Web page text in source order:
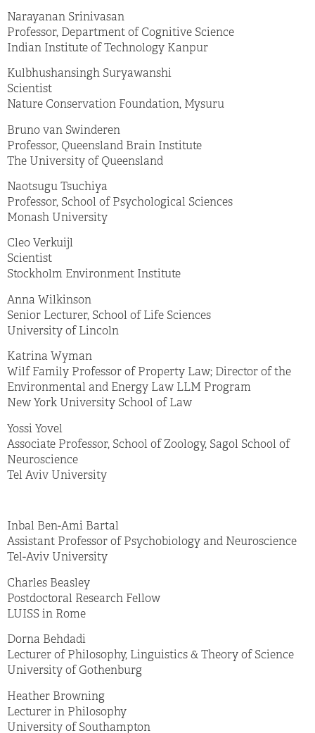
Narayanan Srinivasan
Professor, Department of Cognitive Science
Indian Institute of Technology Kanpur
Kulbhushansingh Suryawanshi
Scientist
Nature Conservation Foundation, Mysuru
Bruno van Swinderen
Professor, Queensland Brain Institute
The University of Queensland
Naotsugu Tsuchiya
Professor, School of Psychological Sciences
Monash University
Cleo Verkuijl
Scientist
Stockholm Environment Institute
Anna Wilkinson
Senior Lecturer, School of Life Sciences
University of Lincoln
Katrina Wyman
Wilf Family Professor of Property Law; Director of the
Environmental and Energy Law LLM Program
New York University School of Law
Yossi Yovel
Associate Professor, School of Zoology, Sagol School of
Neuroscience
Tel Aviv University
Inbal Ben-Ami Bartal
Assistant Professor of Psychobiology and Neuroscience
Tel-Aviv University
Charles Beasley
Postdoctoral Research Fellow
LUISS in Rome
Dorna Behdadi
Lecturer of Philosophy, Linguistics & Theory of Science
University of Gothenburg
Heather Browning
Lecturer in Philosophy
University of Southampton